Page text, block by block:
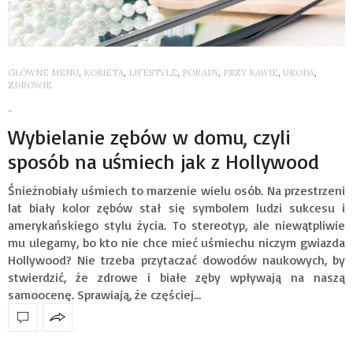
GŁÓWNE MENU KOBIETA LIFESTYLE PORADY, PRZY KAWIE URODA
ZDROWIE
-
Wybielanie zębów w domu, czyli
sposób na uśmiech jak z Hollywood
Śnieżnobiały uśmiech to marzenie wielu osób. Na przestrzeni
lat biały kolor zębów stał się symbolem ludzi sukcesu i
amerykańskiego stylu życia. To stereotyp, ale niewątpliwie
mu ulegamy, bo kto nie chce mieć uśmiechu niczym gwiazda
Hollywood? Nie trzeba przytaczać dowodów naukowych, by
stwierdzić, że zdrowe i białe zęby wpływają na naszą
samoocenę. Sprawiają, że częściej…